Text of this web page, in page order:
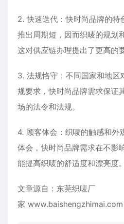
2. 快速迭代：快时尚品牌的特
推出周期短，因而织唛的规划
这对供应链办理提出了更高的
3. 法规恪守：不同国家和地区
规要求，快时尚品牌需求保证
场的法令和法规。
4. 顾客体会：织唛的触感和外
体会，快时尚品牌需求在不影
能提高织唛的舒适度和漂亮度。
文章源自：东莞织唛厂
家 www.baishengzhimai.com